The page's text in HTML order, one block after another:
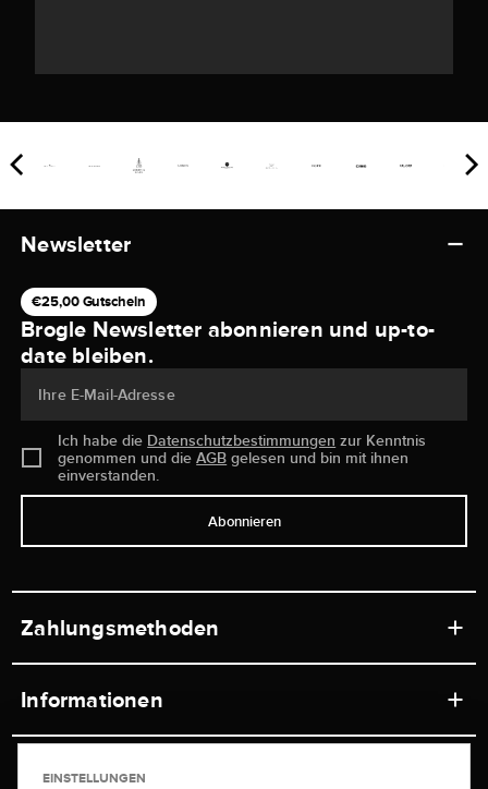
Newsletter
€25,00 Gutschein
Brogle Newsletter abonnieren und up-to-
date bleiben.
Ihre E-Mail-Adresse
Ich habe die Datenschutzbestimmungen zur Kenntnis
genommen und dieAGB gelesen und bin mit ihnen
einverstanden.
Abonnieren
Zahlungsmethoden
Informationen
Service
EINSTELLUNGEN